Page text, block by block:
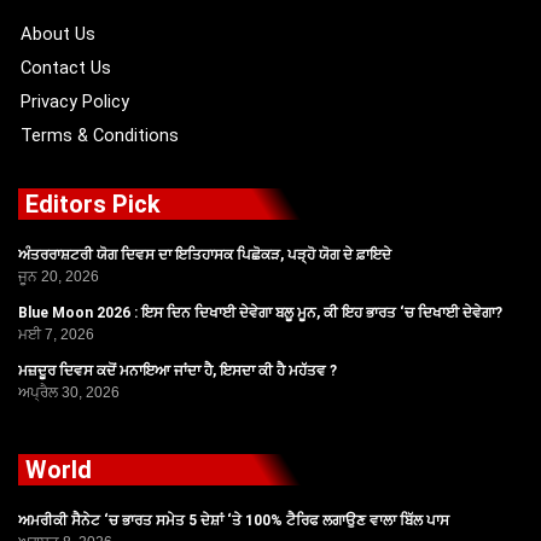
About Us
Contact Us
Privacy Policy
Terms & Conditions
Editors Pick
ਅੰਤਰਰਾਸ਼ਟਰੀ ਯੋਗ ਦਿਵਸ ਦਾ ਇਤਿਹਾਸਕ ਪਿਛੋਕੜ, ਪੜ੍ਹੋ ਯੋਗ ਦੇ ਫ਼ਾਇਦੇ
ਜੂਨ 20, 2026
Blue Moon 2026 : ਇਸ ਦਿਨ ਦਿਖਾਈ ਦੇਵੇਗਾ ਬਲੂ ਮੂਨ, ਕੀ ਇਹ ਭਾਰਤ ‘ਚ ਦਿਖਾਈ ਦੇਵੇਗਾ?
ਮਈ 7, 2026
ਮਜ਼ਦੂਰ ਦਿਵਸ ਕਦੋਂ ਮਨਾਇਆ ਜਾਂਦਾ ਹੈ, ਇਸਦਾ ਕੀ ਹੈ ਮਹੱਤਵ ?
ਅਪ੍ਰੈਲ 30, 2026
World
ਅਮਰੀਕੀ ਸੈਨੇਟ ‘ਚ ਭਾਰਤ ਸਮੇਤ 5 ਦੇਸ਼ਾਂ ‘ਤੇ 100% ਟੈਰਿਫ ਲਗਾਉਣ ਵਾਲਾ ਬਿੱਲ ਪਾਸ